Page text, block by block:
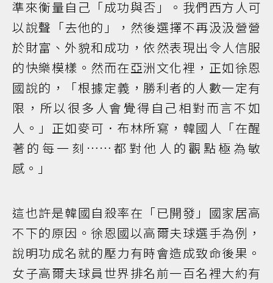
準來衡量自己「成功與否」。我們西方人可
以說聲「去他的」，然後選擇不再汲汲營營
於財富、外貌和成功，依然表現出令人信服
的快樂模樣。然而在亞洲文化裡，正如徐恩
國說的，「根據定義，勝利者的人數一定有
限，所以很多人會覺得自己相對而言不如
人。」正如麥可．布林所寫，韓國人「在醒
著的每一刻……都對他人的觀點極為敏
感。」
這也許是韓國自殺率在「已開發」國家居高
不下的原因。徐恩國以高爾夫球選手為例，
說明功成名就的壓力有時會造成致命後果。
女子高爾夫球員世界排名前一百名裡大約有